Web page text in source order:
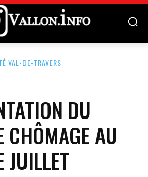
VAL-DE-TRAVERS
DU
CHÔMAGE AU
JUILLET